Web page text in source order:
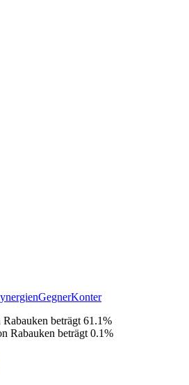
GegnerKonter
Rabauken beträgt 61.1%
Rabauken beträgt 0.1%